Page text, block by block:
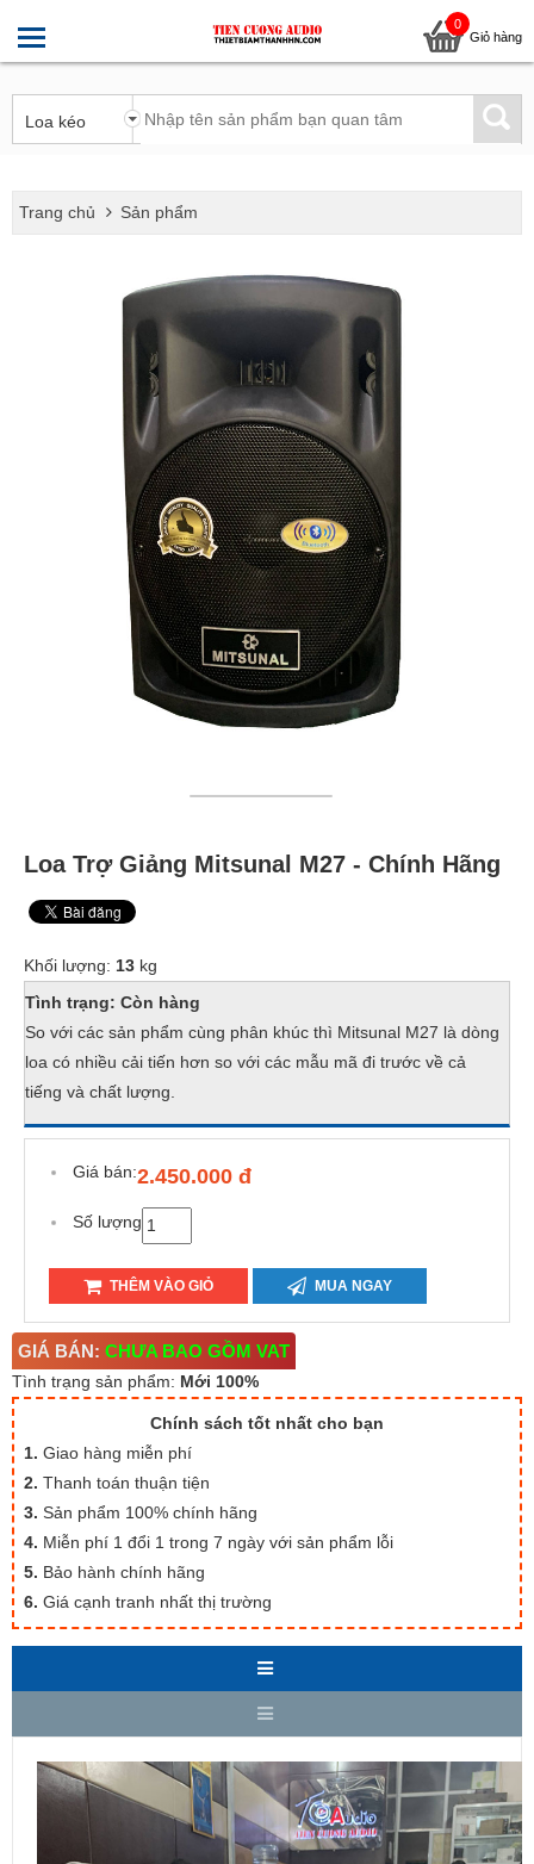
0
Giỏ hàng
Trang chủ Sản phẩm
Loa Trợ Giảng Mitsunal M27 - Chính Hãng
Khối lượng: 13 kg
Tình trạng: Còn hàng
So với các sản phẩm cùng phân khúc thì Mitsunal M27 là dòng
loa có nhiều cải tiến hơn so với các mẫu mã đi trước về cả
tiếng và chất lượng.
Giá bán:2.450.000 đ
Số lượng
THÊM VÀO GIỎ MUA NGAY
GIÁ BÁN: CHƯA BAO GỒM VAT
Tình trạng sản phẩm: Mới 100%
Chính sách tốt nhất cho bạn
1. Giao hàng miễn phí
2. Thanh toán thuận tiện
3. Sản phẩm 100% chính hãng
4. Miễn phí 1 đổi 1 trong 7 ngày với sản phẩm lỗi
5. Bảo hành chính hãng
6. Giá cạnh tranh nhất thị trường